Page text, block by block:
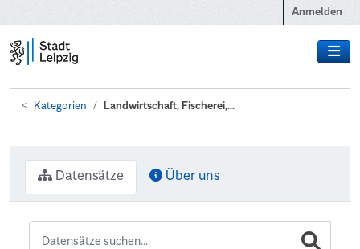
Anmelden
Kategorien Landwirtschaft, Fischerei,...
Datensätze Über uns